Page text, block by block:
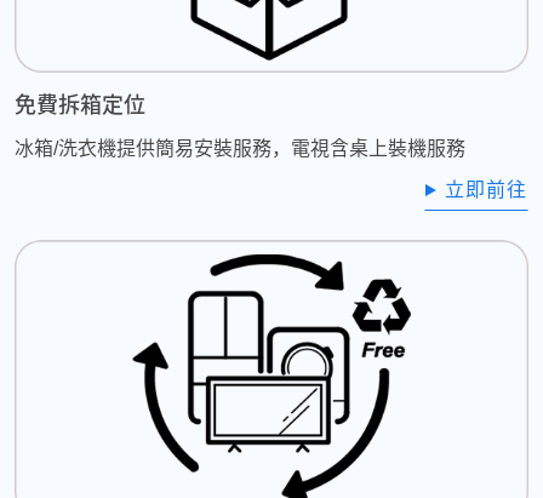
免費拆箱定位
冰箱/洗衣機提供簡易安裝服務，電視含桌上裝機服務
立即前往